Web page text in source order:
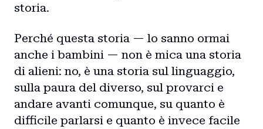
storia.
Perché questa storia — lo sanno ormai
anche i bambini — non è mica una storia
di alieni: no, è una storia sul linguaggio,
sulla paura del diverso, sul provarci e
andare avanti comunque, su quanto è
difficile parlarsi e quanto è invece facile